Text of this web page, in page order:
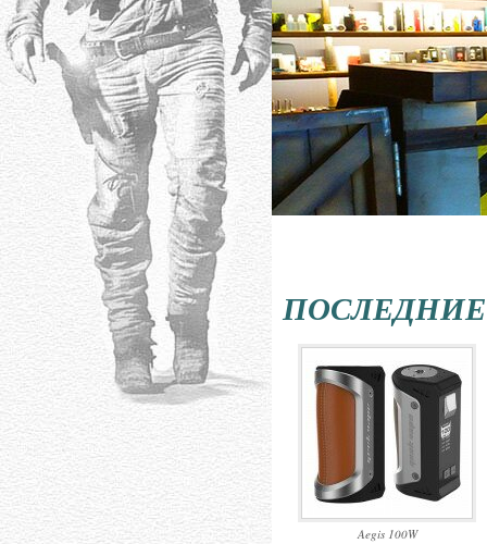
Aegis 100W